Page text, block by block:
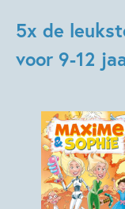
5x de
voor 9-12